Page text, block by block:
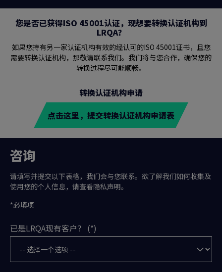
您是否已获得ISO 45001认证，现想要转换认证机构到
LRQA？
如果您持有另一家认证机构有效的经认可的ISO 45001证书，且您
需要转换认证机构，那敬请联系我们。我们将与您合作，确保您的
转换过程尽可能顺畅。
转换认证机构申请
点击这里，提交转换认证机构申请表
咨询
请填写并提交以下表格，我们会与您联系。欲了解我们如何收集及
使用您的个人信息，请查看隐私声明。
*必填项
已是LRQA现有客户？